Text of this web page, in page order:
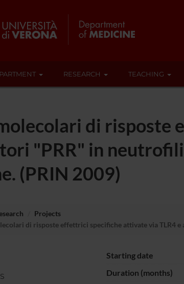
RESEARCH TEACHING
di risposte
"PRR" in
(PRIN 2009)
Projects
di risposte effettrici specifiche attivate via TLR4
Starting date
Duration (months)